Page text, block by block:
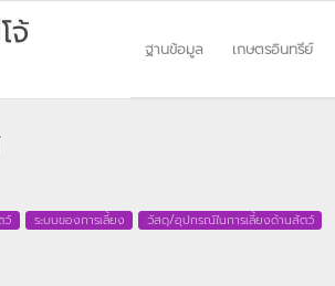
ฐานข้อมูล เกษตรอินทรีย์
ว์ ระบบของการเลี้ยง วัสดุ/อุปกรณ์ในการเลี้ยงด้านสัตว์